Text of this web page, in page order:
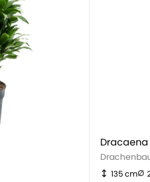
135 cm